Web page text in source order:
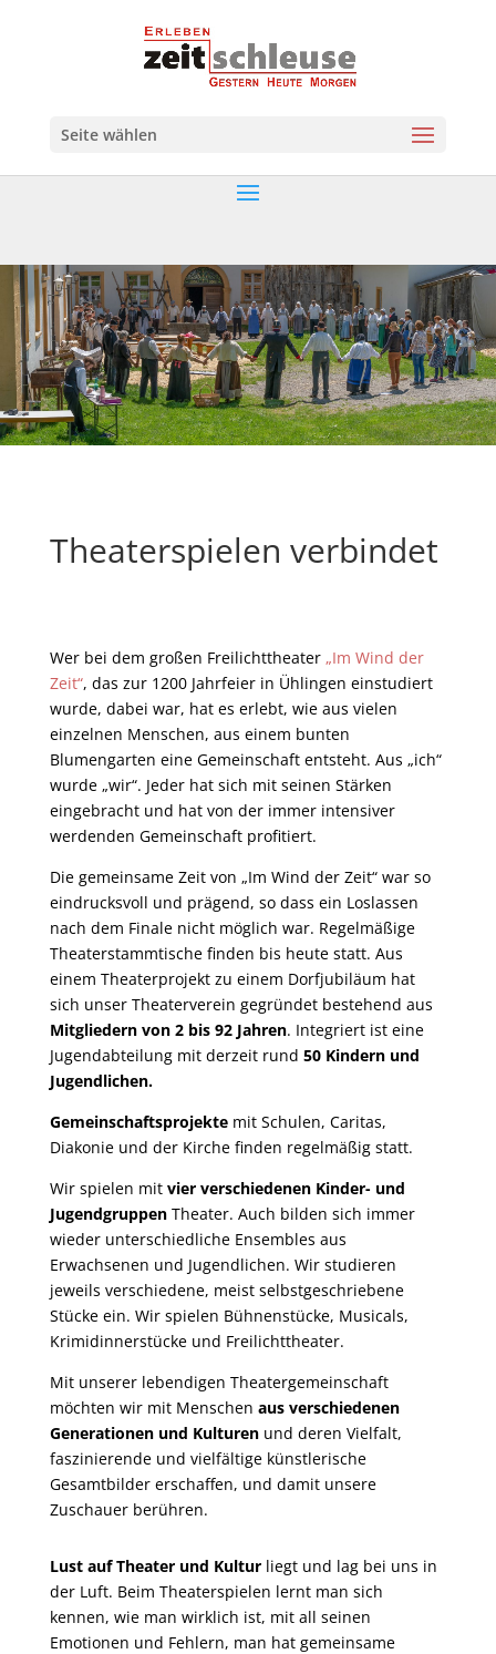
Seite wählen
Theaterspielen verbindet
Wer bei dem großen Freilichttheater„Im Wind der
Zeit“, das zur 1200 Jahrfeier in Ühlingen einstudiert
wurde, dabei war, hat es erlebt, wie aus vielen
einzelnen Menschen, aus einem bunten
Blumengarten eine Gemeinschaft entsteht. Aus „ich“
wurde „wir“. Jeder hat sich mit seinen Stärken
eingebracht und hat von der immer intensiver
werdenden Gemeinschaft profitiert.
Die gemeinsame Zeit von „Im Wind der Zeit“ war so
eindrucksvoll und prägend, so dass ein Loslassen
nach dem Finale nicht möglich war. Regelmäßige
Theaterstammtische finden bis heute statt. Aus
einem Theaterprojekt zu einem Dorfjubiläum hat
sich unserTheaterverein gegründet bestehend aus
Mitgliedern von 2 bis 92 Jahren. Integriert ist eine
Jugendabteilung mit derzeit rund 50 Kindern und
Jugendlichen.
Gemeinschaftsprojektemit Schulen, Caritas,
Diakonie und der Kirche finden regelmäßig statt.
Wir spielen mit vier verschiedenen Kinder- und
JugendgruppenTheater. Auch bilden sich immer
wieder unterschiedliche Ensembles aus
Erwachsenen und Jugendlichen. Wir studieren
jeweils verschiedene, meist selbstgeschriebene
Stücke ein. Wir spielen Bühnenstücke, Musicals,
Krimidinnerstücke und Freilichttheater.
Mit unserer lebendigen Theatergemeinschaft
möchten wir mit Menschen aus verschiedenen
Generationen und Kulturenund deren Vielfalt,
faszinierende und vielfältige künstlerische
Gesamtbilder erschaffen, und damit unsere
Zuschauer berühren.
Lust auf Theater und Kulturliegt und lag bei uns in
der Luft. Beim Theaterspielen lernt man sich
kennen, wie man wirklich ist, mit all seinen
Emotionen und Fehlern, man hat gemeinsame